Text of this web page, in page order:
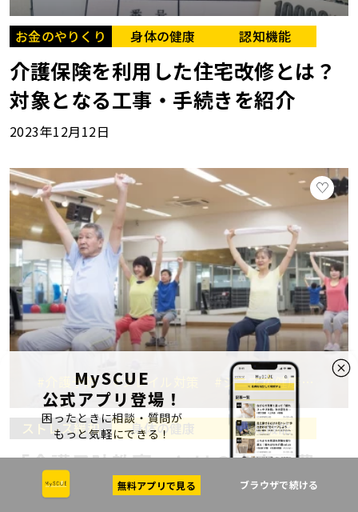
お金のやりくり 身体の健康 認知機能
介護保険を利用した住宅改修とは？
対象となる工事・手続きを紹介
2023年12月12日
#介護予防 #フレイル対策 #シニアの健康 #地
ストレス緩和 身体の健康 認知機能
「介護予防教室」とは？内容・費
用・効果をわかりやすく解説
MySCUE
公式アプリ登場！
困ったときに相談・質問が
もっと気軽にできる！
無料アプリで見る ブラウザで続ける